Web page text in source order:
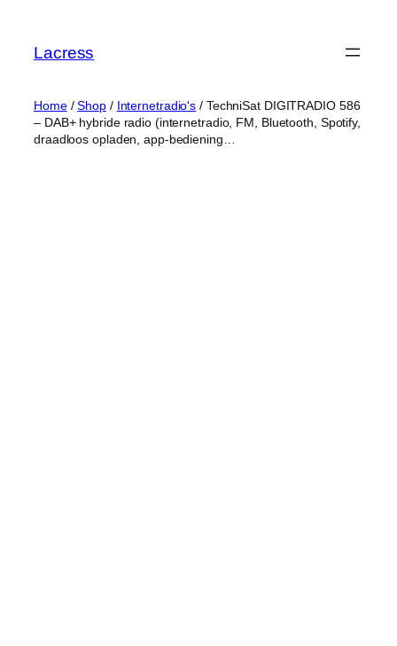
content
Lacress
Home/Shop/ Internetradio's / TechniSat DIGITRADIO 586
– DAB+ hybride radio (internetradio, FM, Bluetooth, Spotify,
draadloos opladen, app-bediening…